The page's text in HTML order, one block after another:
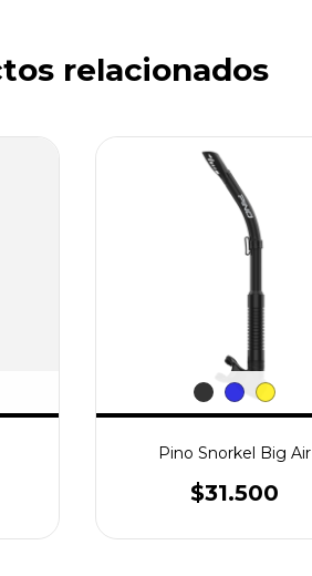
relacionados
Pino Snorkel Big Air
$31.500